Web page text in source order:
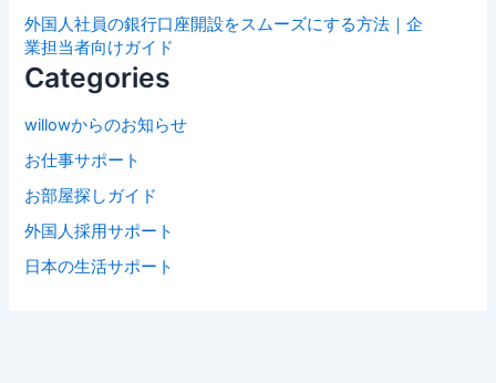
外国人社員の銀行口座開設をスムーズにする方法｜企
業担当者向けガイド
Categories
willowからのお知らせ
お仕事サポート
お部屋探しガイド
外国人採用サポート
日本の生活サポート